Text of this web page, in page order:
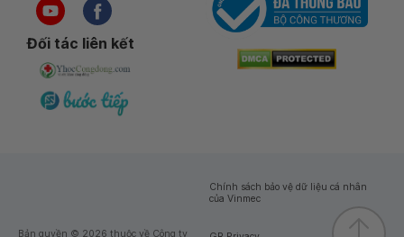
Đối tác liên kết
Bản quyền © 2026 thuộc về Công ty
Chính sách bảo vệ dữ liệu cá nhân
của Vinmec